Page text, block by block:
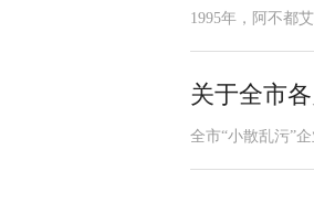
1995年，阿不都
关于全市
全市“小散乱污”